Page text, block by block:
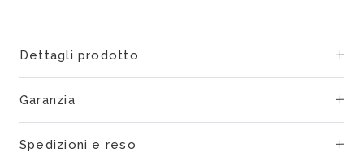
Dettagli prodotto
Garanzia
Spedizioni e reso